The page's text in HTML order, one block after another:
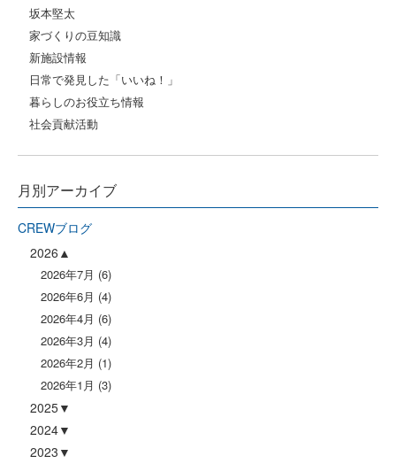
坂本堅太
家づくりの豆知識
新施設情報
日常で発見した「いいね！」
暮らしのお役立ち情報
社会貢献活動
月別アーカイブ
CREWブログ
2026
2026年7月 (6)
2026年6月 (4)
2026年4月 (6)
2026年3月 (4)
2026年2月 (1)
2026年1月 (3)
2025
2024
2023